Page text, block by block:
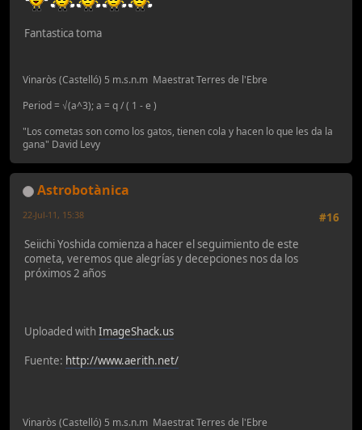
Fantastica toma
Vinaròs (Castelló) 5 m.s.n.m Maestrat Terres de l'Ebre
Period = √(a^3); a = q / ( 1 - e )
"Los cometas son como los gatos, tienen cola y hacen lo que les da la
gana" David Levy
Astrobotànica
#16
22-Jul-11, 15:38
Seiichi Yoshida comienza a hacer el seguimiento de este
cometa, veremos que alegrías y decepciones nos da los
próximos 2 años
Uploaded with ImageShack.us
Fuente: http://www.aerith.net/
Vinaròs (Castelló) 5 m.s.n.m Maestrat Terres de l'Ebre